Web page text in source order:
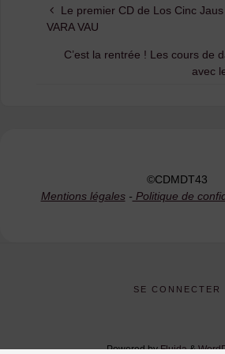
Le premier CD de Los Cinc
VARA VAU
C’est la rentrée ! Les cours de
avec
©CDMDT43
Mentions légales- Politique de
SE CONNECTER
Powered byFluida&